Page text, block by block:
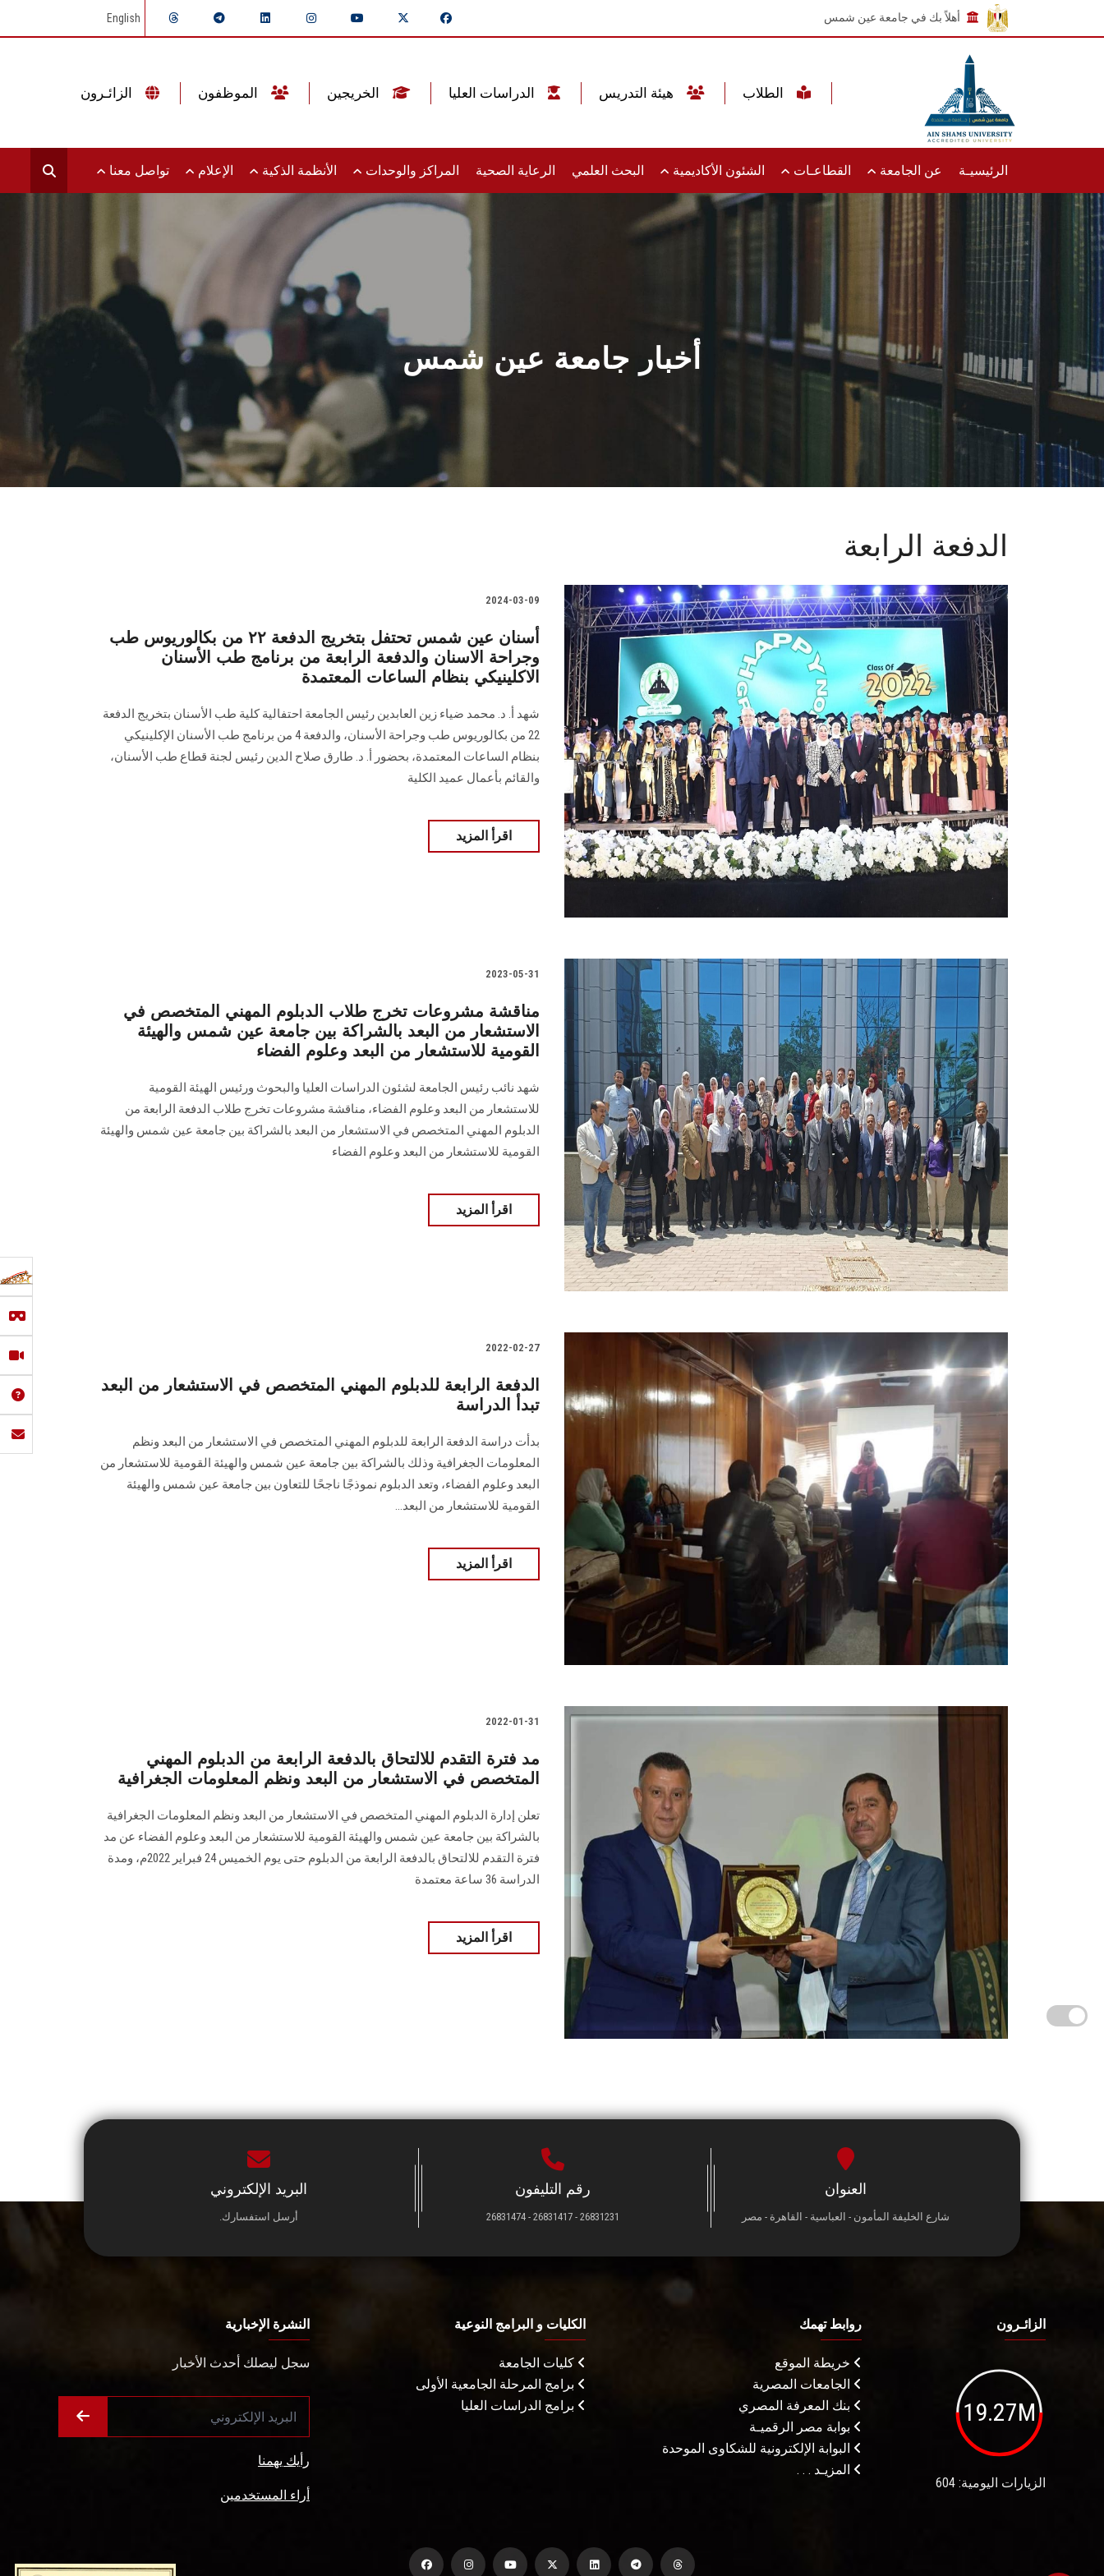
أهلاً بك في جامعة عين شمس English
الرئيسيـة عن الجامعة القطاعـات الشئون الأكاديمية البحث العلمي الرعاية الصحية المراكز والوحدات الأنظمة الذكية الإعلام تواصل معنا
أخبار جامعة عين شمس
الدفعة الرابعة
2024-03-09
أسنان عين شمس تحتفل بتخريج الدفعة ٢٢ من بكالوريوس طب
وجراحة الاسنان والدفعة الرابعة من برنامج طب الأسنان
الاكلينيكي بنظام الساعات المعتمدة
شهد أ. د. محمد ضياء زين العابدين رئيس الجامعة احتفالية كلية طب الأسنان بتخريج ‏الدفعة
22 من بكالوريوس طب وجراحة الأسنان، والدفعة 4 من برنامج طب الأسنان ‏الإكلينيكي
بنظام الساعات المعتمدة، بحضور أ. د. طارق صلاح الدين رئيس لجنة قطاع طب ‏الأسنان،
والقائم بأعمال عميد الكلية
اقرأ المزيد
2023-05-31
مناقشة مشروعات تخرج طلاب الدبلوم المهني المتخصص في
الاستشعار من البعد بالشراكة بين جامعة عين شمس والهيئة
القومية للاستشعار من البعد وعلوم الفضاء
شهد نائب رئيس الجامعة لشئون الدراسات العليا والبحوث ورئيس الهيئة القومية
للاستشعار من البعد وعلوم الفضاء، مناقشة مشروعات تخرج طلاب الدفعة الرابعة من
الدبلوم المهني المتخصص في الاستشعار من البعد بالشراكة بين جامعة عين شمس والهيئة
القومية للاستشعار من البعد وعلوم الفضاء
اقرأ المزيد
2022-02-27
الدفعة الرابعة للدبلوم المهني المتخصص في الاستشعار من البعد
تبدأ الدراسة
بدأت دراسة الدفعة الرابعة للدبلوم المهني المتخصص في الاستشعار من البعد ونظم
المعلومات الجغرافية وذلك بالشراكة بين جامعة عين شمس والهيئة القومية للاستشعار من
البعد وعلوم الفضاء، وتعد الدبلوم نموذجًا ناجحًا للتعاون بين جامعة عين شمس والهيئة
القومية للاستشعار من البعد...
اقرأ المزيد
2022-01-31
مد فترة التقدم للالتحاق بالدفعة الرابعة من الدبلوم المهني
المتخصص في الاستشعار من البعد ونظم المعلومات الجغرافية
تعلن إدارة الدبلوم المهني المتخصص في الاستشعار من البعد ونظم المعلومات الجغرافية
بالشراكة بين جامعة عين شمس والهيئة القومية للاستشعار من البعد وعلوم الفضاء عن مد
فترة التقدم للالتحاق بالدفعة الرابعة من الدبلوم حتى يوم الخميس 24 فبراير 2022م، ومدة
الدراسة 36 ساعة معتمدة
اقرأ المزيد
العنوان
شارع الخليفة المأمون - العباسية - القاهرة - مصر
رقم التليفون
26831231 - 26831417 - 26831474
البريد الإلكتروني
أرسل استفسارك.
الزائـرون
19.27M
الزيارات اليومية: 604
روابط تهمك
خريطة الموقع
الجامعات المصرية
بنك المعرفة المصري
بوابة مصر الرقميـة
البوابة الإلكترونية للشكاوى الموحدة
المزيـد . . .
الكليات و البرامج النوعية
كليات الجامعة
برامج المرحلة الجامعية الأولى
برامج الدراسات العليا
النشرة الإخبارية
سجل ليصلك أحدث الأخبار
رأيك يهمنا
أراء المستخدمين